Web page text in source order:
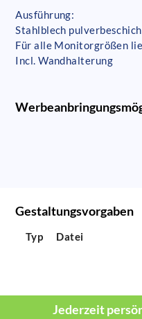
Ausführung:
Stahlblech
Für alle Monitorgrößen
Incl. Wandhalterung
Gestaltungsvorgaben
Typ Datei
Jederzeit